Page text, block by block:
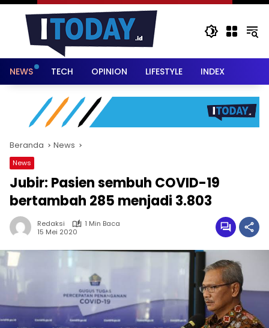
NEWS TECH OPINION LIFESTYLE INDEX
Beranda News
News
Jubir: Pasien sembuh COVID-19
bertambah 285 menjadi 3.803
Redaksi
1 Min Baca
15 Mei 2020